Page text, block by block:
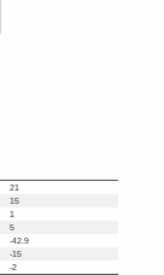
21
15
1
5
-42.9
-15
-2